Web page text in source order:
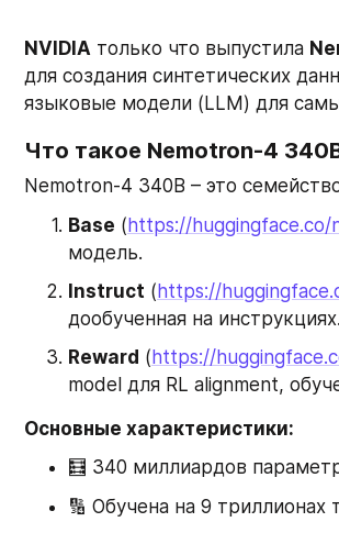
NVIDIA только что выпустила
для создания синтетических
языковые модели (LLM) для
Что такое Nemotron-4
Nemotron-4 340B – это
Base (https://huggingface.co/
модель.
Instruct (https://
дообученная на инструкциях.
Reward (https://
model для RL alignment,
Основные характеристики:
🧮 340 миллиардов
🔢 Обучена на 9 триллионах